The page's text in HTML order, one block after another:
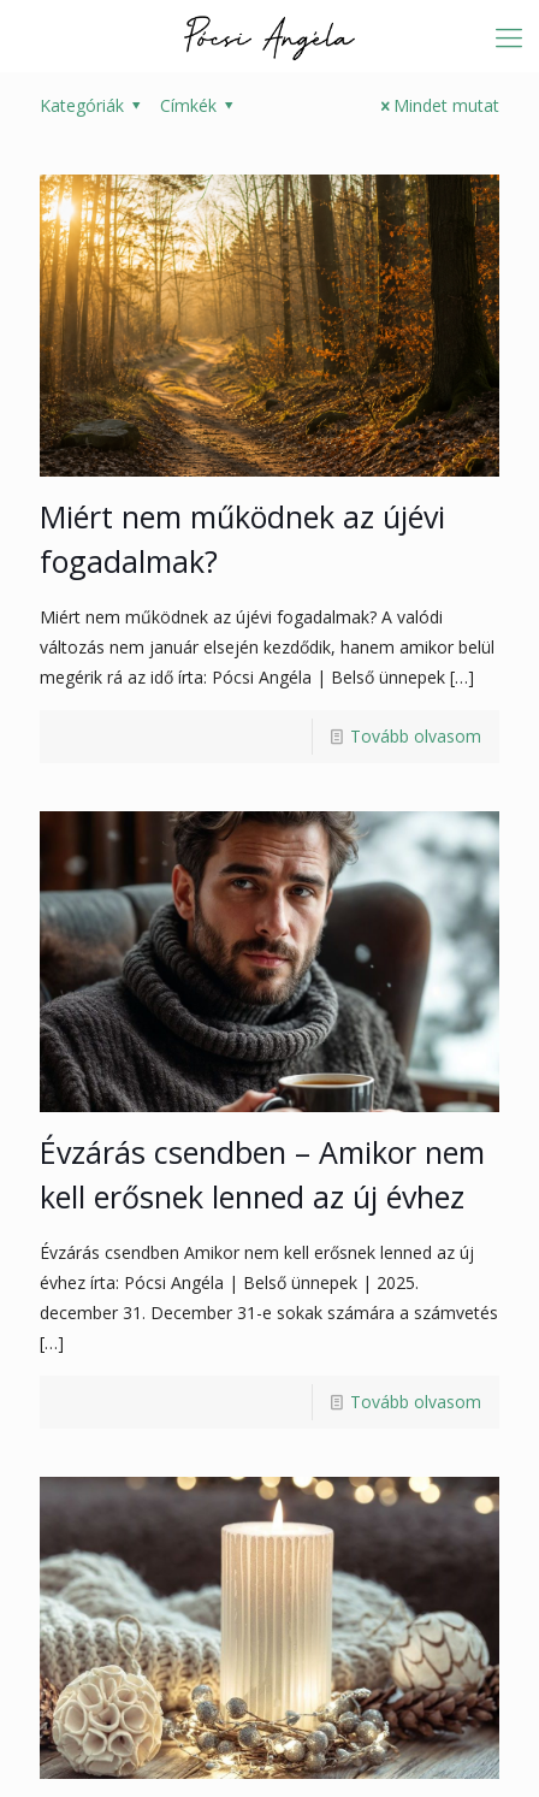
Kategóriák Címkék Mindet mutat
Miért nem működnek az újévi
fogadalmak?
Miért nem működnek az újévi fogadalmak? A valódi
változás nem január elsején kezdődik, hanem amikor belül
megérik rá az idő írta: Pócsi Angéla | Belső ünnepek […]
Tovább olvasom
Évzárás csendben – Amikor nem
kell erősnek lenned az új évhez
Évzárás csendben Amikor nem kell erősnek lenned az új
évhez írta: Pócsi Angéla | Belső ünnepek | 2025.
december 31. December 31-e sokak számára a számvetés
[…]
Tovább olvasom